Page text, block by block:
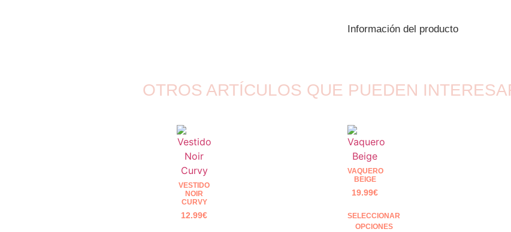
Información del producto
OTROS ARTÍCULOS QUE PUEDEN
VESTIDO
NOIR
CURVY
12.99€
VAQUERO
BEIGE
19.99€
SELECCIONAR
OPCIONES